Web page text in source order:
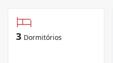
3 Dormitórios